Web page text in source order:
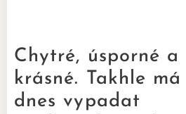
Chytré, úsporné a
krásné. Takhle má
dnes vypadat